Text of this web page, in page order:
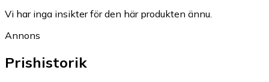
Vi har inga insikter för den här produkten ännu.
Annons
Prishistorik